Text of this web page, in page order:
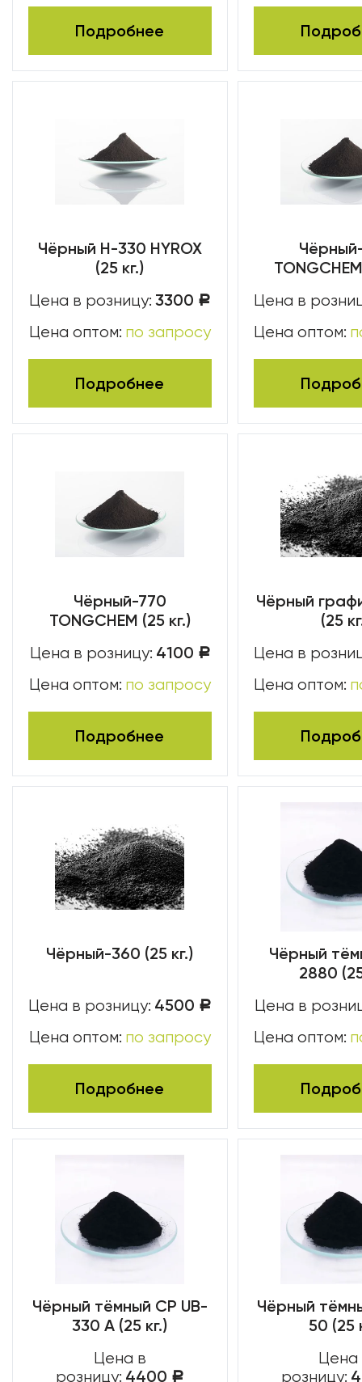
Подробнее
Чёрный H-330 HYROX
(25 кг.)
Цена в розницу: 3300 Р
Цена оптом: по запросу
Подробнее
Цена в
Цена оптом:
Чёрный-770
TONGCHEM (25 кг.)
Цена в розницу: 4100 Р
Цена оптом: по запросу
Подробнее
Чёрный
(25
Цена в
Цена оптом:
Чёрный-360 (25 кг.)
Цена в розницу: 4500 Р
Цена оптом: по запросу
Подробнее
Чёрный
2880
Цена в
Цена оптом:
Чёрный тёмный CP UB-
330 A (25 кг.)
Цена в
розницу: 4400 Р
Чёрный
50 (25
Цена
розницу: